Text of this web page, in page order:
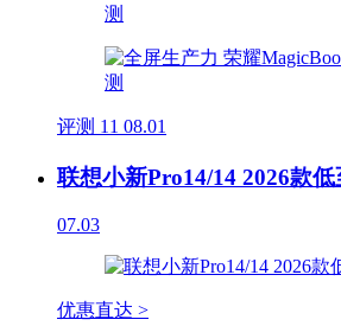
评测 11 08.01
联想小新Pro14/14 2026款低
07.03
优惠直达 >